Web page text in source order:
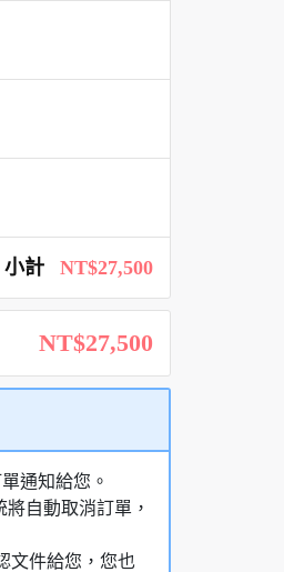
小計 NT$27,500
NT$27,500
通知給您。
自動取消訂單，
文件給您，您也